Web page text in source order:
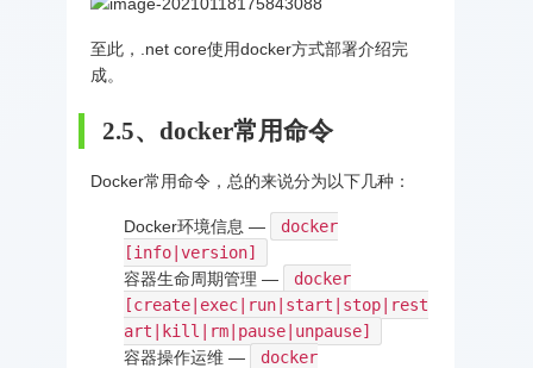
至此，.net core使用docker方式部署介绍完
成。
2.5、docker常用命令
Docker常用命令，总的来说分为以下几种：
Docker环境信息 —
docker
[info|version]
容器生命周期管理 —
docker
[create|exec|run|start|stop|rest
art|kill|rm|pause|unpause]
容器操作运维 —
docker